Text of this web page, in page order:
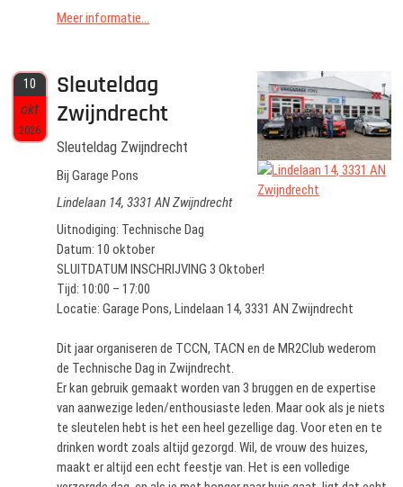
Meer informatie...
10
okt
2026
Sleuteldag
Zwijndrecht
Sleuteldag Zwijndrecht
Bij Garage Pons
Lindelaan 14, 3331 AN Zwijndrecht
Uitnodiging: Technische Dag
Datum: 10 oktober
SLUITDATUM INSCHRIJVING 3 Oktober!
Tijd: 10:00 – 17:00
Locatie: Garage Pons, Lindelaan 14, 3331 AN Zwijndrecht
Dit jaar organiseren de TCCN, TACN en de MR2Club wederom
de Technische Dag in Zwijndrecht.
Er kan gebruik gemaakt worden van 3 bruggen en de expertise
van aanwezige leden/enthousiaste leden. Maar ook als je niets
te sleutelen hebt is het een heel gezellige dag. Voor eten en te
drinken wordt zoals altijd gezorgd. Wil, de vrouw des huizes,
maakt er altijd een echt feestje van. Het is een volledige